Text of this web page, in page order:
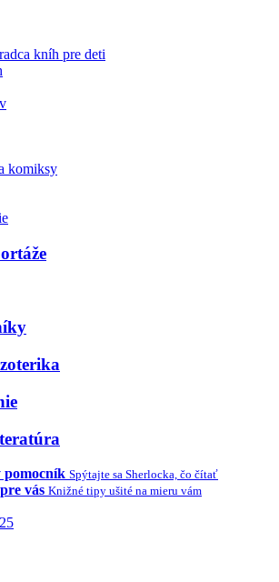
kníh pre deti
komiksy
Spýtajte sa Sherlocka, čo čítať
vás Knižné tipy ušité na mieru vám